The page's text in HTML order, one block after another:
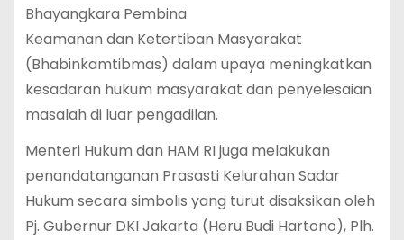
Bhayangkara Pembina
Keamanan dan Ketertiban Masyarakat
(Bhabinkamtibmas) dalam upaya meningkatkan
kesadaran hukum masyarakat dan penyelesaian
masalah di luar pengadilan.
Menteri Hukum dan HAM RI juga melakukan
penandatanganan Prasasti Kelurahan Sadar
Hukum secara simbolis yang turut disaksikan oleh
Pj. Gubernur DKI Jakarta (Heru Budi Hartono), Plh.